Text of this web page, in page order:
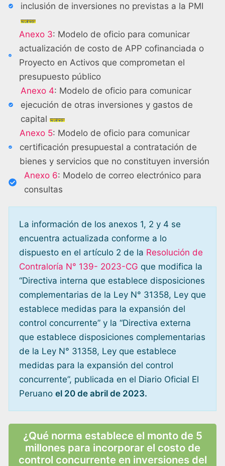
inclusión de inversiones no previstas a la PMI
Anexo 3: Modelo de oficio para comunicar
actualización de costo de APP cofinanciada o
Proyecto en Activos que comprometan el
presupuesto público
Anexo 4: Modelo de oficio para comunicar
ejecución de otras inversiones y gastos de
capital
Anexo 5: Modelo de oficio para comunicar
certificación presupuestal a contratación de
bienes y servicios que no constituyen inversión
Anexo 6: Modelo de correo electrónico para
consultas
La información de los anexos 1, 2 y 4 se
encuentra actualizada conforme a lo
dispuesto en el artículo 2 de la Resolución de
Contraloría N° 139- 2023-CG que modifica la
“Directiva interna que establece disposiciones
complementarias de la Ley N° 31358, Ley que
establece medidas para la expansión del
control concurrente” y la “Directiva externa
que establece disposiciones complementarias
de la Ley N° 31358, Ley que establece
medidas para la expansión del control
concurrente”, publicada en el Diario Oficial El
Peruano el 20 de abril de 2023.
¿Qué norma establece el monto de 5
millones para incorporar el costo de
control concurrente en inversiones del